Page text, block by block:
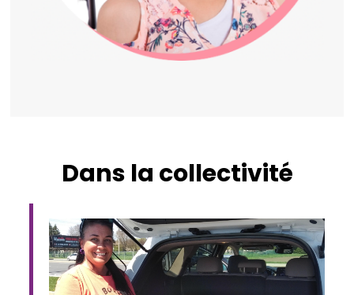
Dans la collectivité